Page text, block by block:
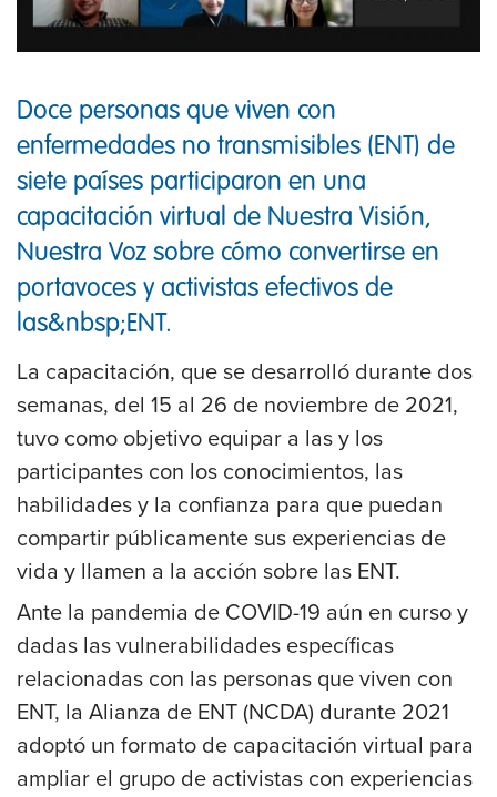
Doce personas que viven con
enfermedades no transmisibles (ENT) de
siete países participaron en una
capacitación virtual de Nuestra Visión,
Nuestra Voz sobre cómo convertirse en
portavoces y activistas efectivos de
las&nbsp;ENT.
La capacitación, que se desarrolló durante dos
semanas, del 15 al 26 de noviembre de 2021,
tuvo como objetivo equipar a las y los
participantes con los conocimientos, las
habilidades y la confianza para que puedan
compartir públicamente sus experiencias de
vida y llamen a la acción sobre las ENT.
Ante la pandemia de COVID-19 aún en curso y
dadas las vulnerabilidades específicas
relacionadas con las personas que viven con
ENT, la Alianza de ENT (NCDA) durante 2021
adoptó un formato de capacitación virtual para
ampliar el grupo de activistas con experiencias